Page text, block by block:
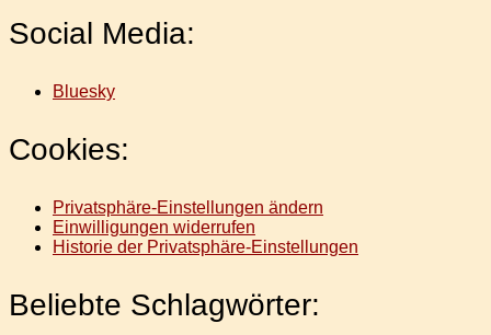
Social Media:
Bluesky
Cookies:
Privatsphäre-Einstellungen ändern
Einwilligungen widerrufen
Historie der Privatsphäre-Einstellungen
Beliebte Schlagwörter: